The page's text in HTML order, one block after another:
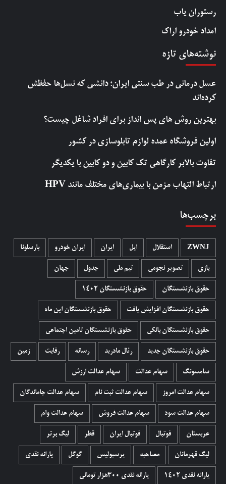
رستوران یاب
امداد خودرو اراک
نوشته‌های تازه
عسل درمانی در طب سنتی ایران؛ دانشی که نسل‌ها حفظش
کرده‌اند
بهترین روش‌ های پس‌ انداز برای افراد شاغل چیست؟
اولین فروشگاه عمده لوازم تابلوسازی در کشور
تفاوت بالابر کارگاهی تک کابین و دو کابین با یکدیگر
ارتباط التهاب مزمن با بیماری‌های مختلف مانند HPV
برچسب‌ها
ZWNJ استقلال اپل ایران ایران خودرو بارسلونا
بازی تصویر نجومی تیم ملی جدول جهان
حقوق بازنشستگان حقوق بازنشستگان 1402
حقوق بازنشستگان افزایش یافت حقوق بازنشستگان این ماه
حقوق بازنشستگان بانکی حقوق بازنشستگان تامین اجتماعی
حقوق بازنشستگان جدید رئال مادرید رسانه رقابت زمین
سامسونگ سهام عدالت سهام عدالت ارزش
سهام عدالت امروز سهام عدالت ثبت نام سهام عدالت جاماندگان
سهام عدالت سود سهام عدالت فروش سهام عدالت وام
عربستان فوتبال فوتبال ایران قطر لیگ برتر
لیگ قهرمانان مصاحبه پرسپولیس گوگل یارانه نقدی
یارانه نقدی 1402 یارانه نقدی ۳۰۰هزار تومانی